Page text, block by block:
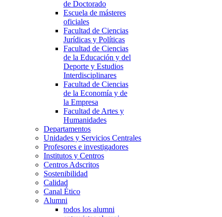
de Doctorado
Escuela de másteres
oficiales
Facultad de Ciencias
Jurídicas y Políticas
Facultad de Ciencias
de la Educación y del
Deporte y Estudios
Interdisciplinares
Facultad de Ciencias
de la Economía y de
la Empresa
Facultad de Artes y
Humanidades
Departamentos
Unidades y Servicios Centrales
Profesores e investigadores
Institutos y Centros
Centros Adscritos
Sostenibilidad
Calidad
Canal Ético
Alumni
todos los alumni